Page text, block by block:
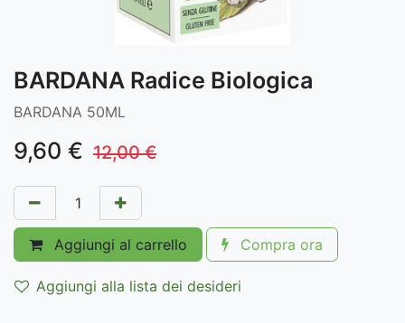
BARDANA Radice Biologica
BARDANA 50ML
9,60 € 12,00€
Aggiungi al carrello Compra ora
Aggiungi alla lista dei desideri